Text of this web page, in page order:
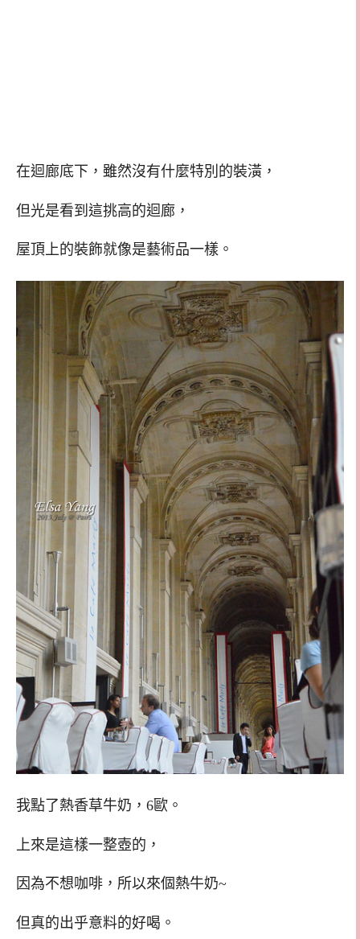
在迴廊底下，雖然沒有什麼特別的裝潢，
但光是看到這挑高的迴廊，
屋頂上的裝飾就像是藝術品一樣。
我點了熱香草牛奶，6歐。
上來是這樣一整壺的，
因為不想咖啡，所以來個熱牛奶~
但真的出乎意料的好喝。